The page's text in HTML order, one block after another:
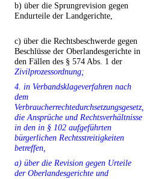
b) über die Sprungrevision gegen
Endurteile der Landgerichte,
c) über die Rechtsbeschwerde gegen
Beschlüsse der Oberlandesgerichte in
den Fällen des § 574 Abs. 1 der
Zivilprozessordnung;
4. in Verbandsklageverfahren nach
dem
Verbraucherrechtedurchsetzungsgesetz,
die Ansprüche und Rechtsverhältnisse
in den in § 102 aufgeführten
bürgerlichen Rechtsstreitigkeiten
betreffen,
a) über die Revision gegen Urteile
der Oberlandesgerichte und